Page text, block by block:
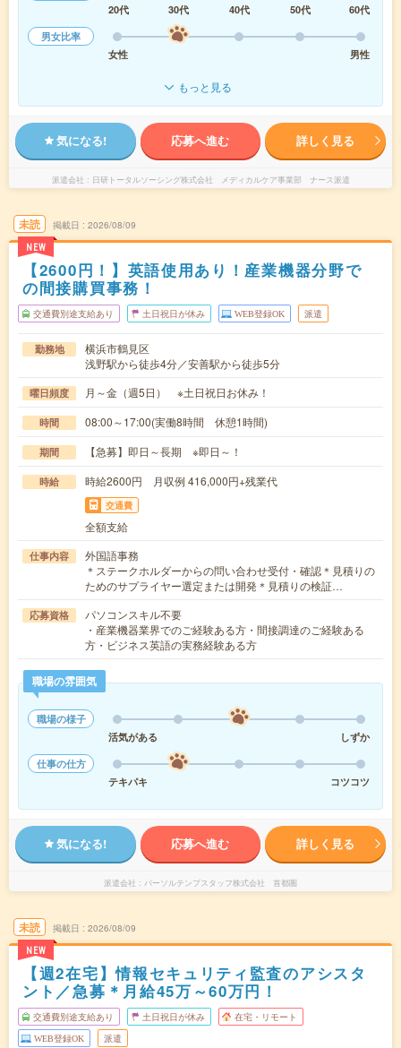
20代
30代 40代 50代
60代
男女比率
女性
男性
もっと見る
気になる! 応募へ進む 詳しく見る
派遣会社 日研トータルソーシング株式会社 メディカルケア事業部 ナース派遣
未読
NEW
掲載日 2026/08/09
【2600円！】英語使用あり！産業機器分野で
の間接購買事務！
交通費別途支給あり 土日祝日が休み WEB登録OK 派遣
勤務地
横浜市鶴見区
浅野駅から徒歩4分／安善駅から徒歩5分
曜日頻度 月～金（週5日） ※土日祝日お休み！
時間 08:00～17:00(実働8時間 休憩1時間)
期間 【急募】即日～長期 ※即日～！
時給 時給2600円 月収例 416,000円+残業代
交通費
全額支給
仕事内容
外国語事務
＊ステークホルダーからの問い合わせ受付・確認＊見積りの
ためのサプライヤー選定または開発＊見積りの検証…
応募資格
パソコンスキル不要
・産業機器業界でのご経験ある方・間接調達のご経験ある
方・ビジネス英語の実務経験ある方
職場の雰囲気
職場の様子
活気がある
しずか
仕事の仕方
テキパキ
コツコツ
気になる! 応募へ進む 詳しく見る
派遣会社 パーソルテンプスタッフ株式会社 首都圏
未読
NEW
掲載日 2026/08/09
【週2在宅】情報セキュリティ監査のアシスタ
ント／急募＊月給45万～60万円！
交通費別途支給あり 土日祝日が休み 在宅・リモート
WEB登録OK 派遣